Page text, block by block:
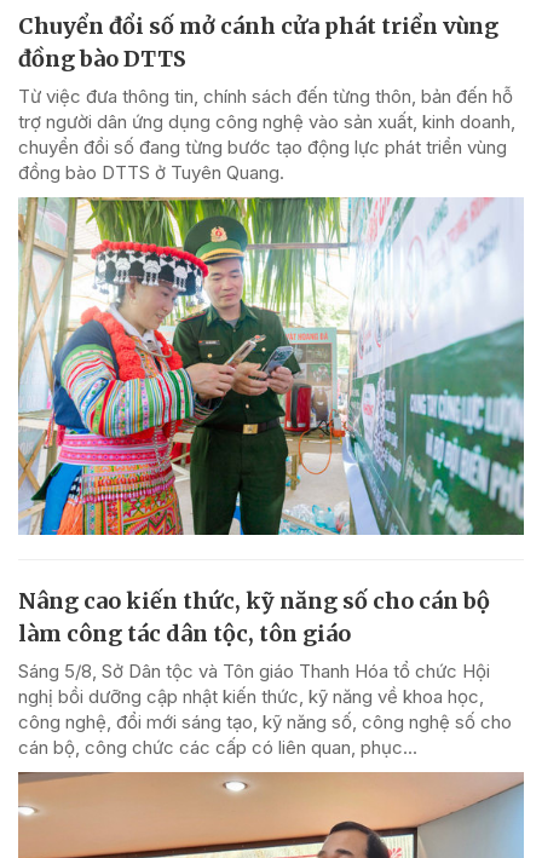
Chuyển đổi số mở cánh cửa phát triển vùng
đồng bào DTTS
Từ việc đưa thông tin, chính sách đến từng thôn, bản đến hỗ
trợ người dân ứng dụng công nghệ vào sản xuất, kinh doanh,
chuyển đổi số đang từng bước tạo động lực phát triển vùng
đồng bào DTTS ở Tuyên Quang.
Nâng cao kiến thức, kỹ năng số cho cán bộ
làm công tác dân tộc, tôn giáo
Sáng 5/8, Sở Dân tộc và Tôn giáo Thanh Hóa tổ chức Hội
nghị bồi dưỡng cập nhật kiến thức, kỹ năng về khoa học,
công nghệ, đổi mới sáng tạo, kỹ năng số, công nghệ số cho
cán bộ, công chức các cấp có liên quan, phục...